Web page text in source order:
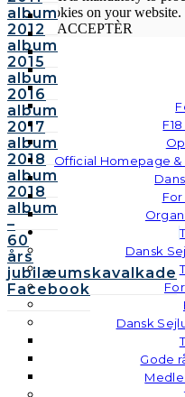
Official Homepage &
Dansk
Dansk
Gode
album
2012
album
2015
album
2016
album
2017
album
2018
album
2018
album
–
60
års
jubilæumskavalkade
Facebook
these cookies on your website.
GEM & ACCEPTÈR